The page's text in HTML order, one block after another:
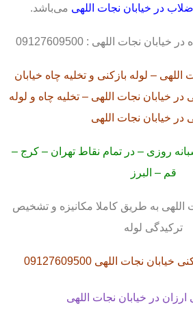
در خیابان نجات اللهی می‌باشد.
نجات اللهی : 09127609500
اللهی – لوله بازکنی و تخلیه چاه خیابان
در خیابان نجات اللهی – تخلیه چاه و لوله
در خیابان نجات اللهی
روزی – در تمام نقاط تهران – کرج –
قم – البرز
اللهی به طریق کاملا مکانیزه و تشخیص
ترکیدگی لوله
نجات اللهی 09127609500
ارزان در خیابان نجات اللهی